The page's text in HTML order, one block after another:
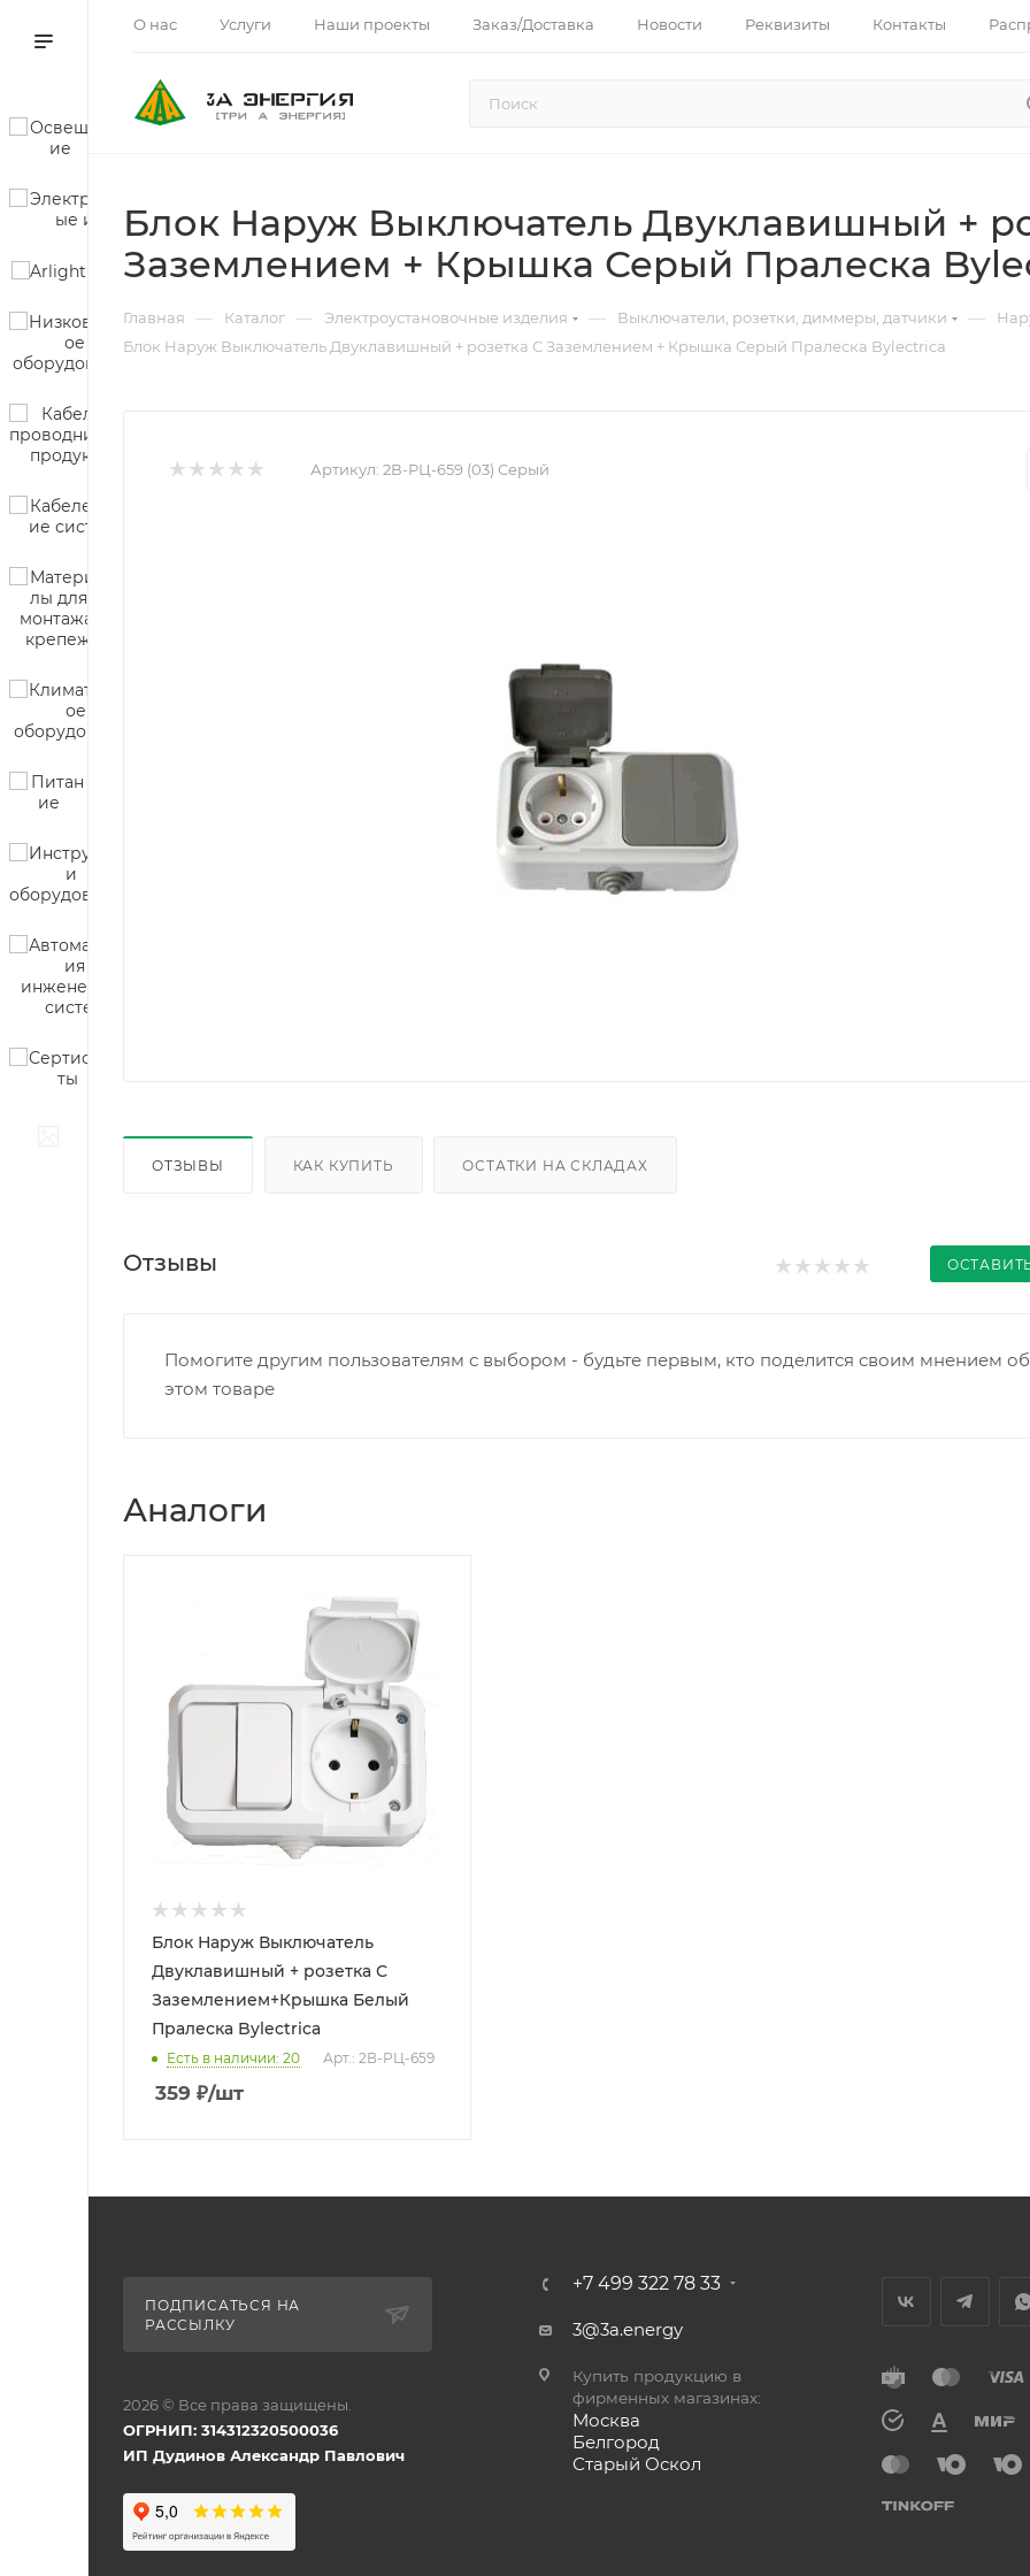
О нас Услуги Наши проекты Заказ/Доставка Новости Реквизиты Контакты
Блок Наруж Выключатель Двуклавишный +
Заземлением + Крышка Серый Пралеска
Главная — Каталог — Электроустановочные изделия — Выключатели, розетки, диммеры, датчики —
Блок Наруж Выключатель Двуклавишный + розетка С Заземлением + Крышка Серый Пралеска Bylectrica
Артикул: 2В-РЦ-659 (03) Серый
ОТЗЫВЫ КАК КУПИТЬ ОСТАТКИ НА СКЛАДАХ
Отзывы
Помогите другим пользователям с выбором - будьте первым, кто поделится своим мнением об
этом товаре
Аналоги
Блок Наруж Выключатель
Двуклавишный + розетка С
Заземлением+Крышка Белый
Пралеска Bylectrica
Есть в наличии: 20 Арт.: 2В-РЦ-659
359 ₽/шт
ПОДПИСАТЬСЯ НА
РАССЫЛКУ
2026 © Все права защищены.
ОГРНИП: 314312320500036
ИП Дудинов Александр Павлович
+7 499 322 78 33
3@3a.energy
Купить продукцию в
фирменных магазинах:
Москва
Белгород
Старый Оскол